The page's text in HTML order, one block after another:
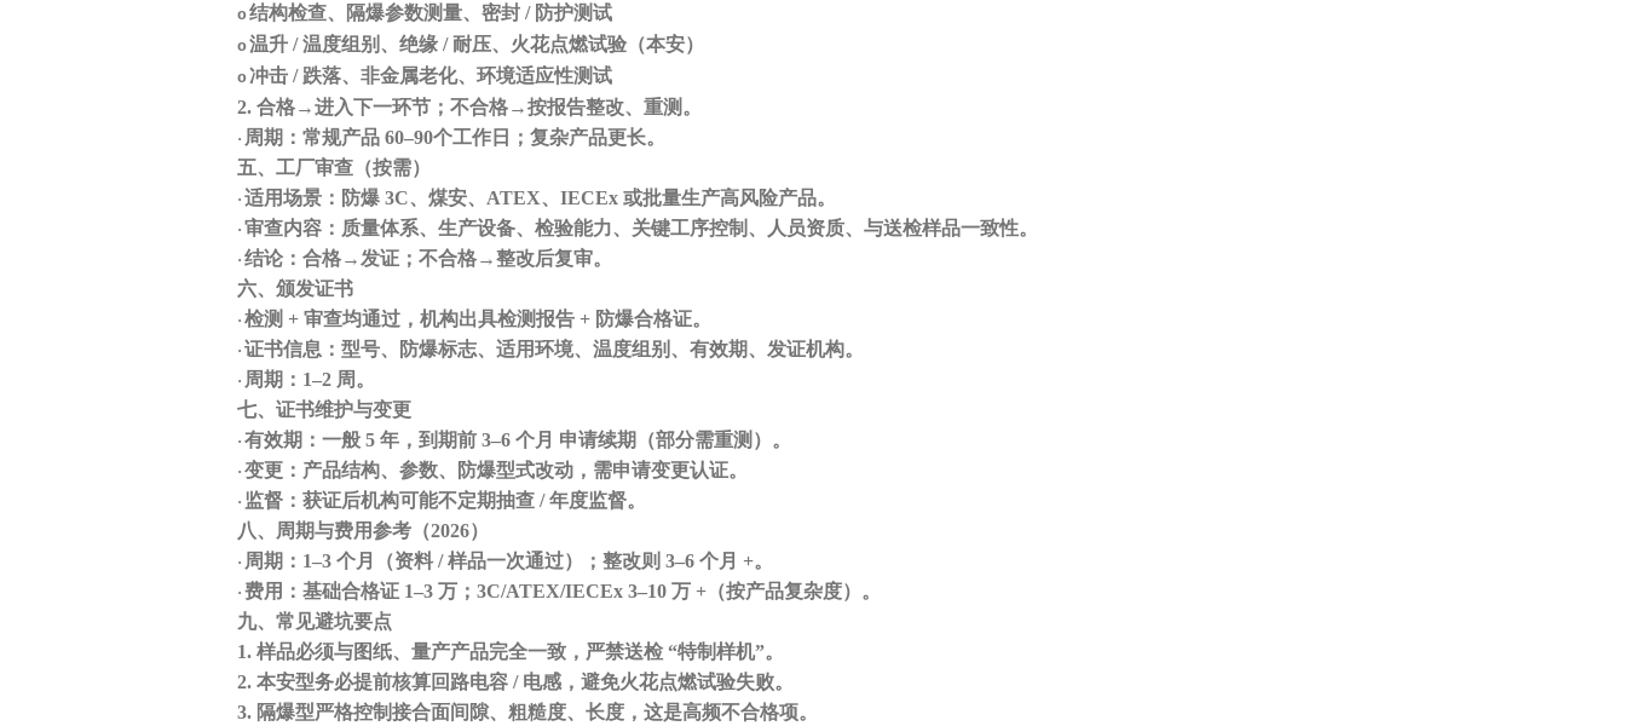
o结构检查、隔爆参数测量、密封 / 防护测试
o温升 / 温度组别、绝缘 / 耐压、火花点燃试验（本安）
o冲击 / 跌落、非金属老化、环境适应性测试
2. 合格→进入下一环节；不合格→按报告整改、重测。
· 周期：常规产品 60–90个工作日
；复杂产品更长。
五、工厂审查（按需）
· 适用场景：防爆 3C、煤安、ATEX、IECEx 或批量生产高风险产品。
· 审查内容：质量体系、生产设备、检验能力、关键工序控制、人员资质、与送检样品一致性。
· 结论：合格→发证；不合格→整改后复审。
六、颁发证书
· 检测 + 审查均通过，机构出具检测报告 + 防爆合格证。
· 证书信息：型号、防爆标志、适用环境、温度组别、有效期、发证机构。
· 周期： 1–2 周 。
七、证书维护与变更
· 有效期 ：一般 5 年 ，到期前 3–6 个月 申请续期（部分需重测）。
· 变更 ：产品结构、参数、防爆型式改动，需申请变更认证。
· 监督 ：获证后机构可能不定期抽查 / 年度监督。
八、周期与费用参考（2026）
· 周期： 1–3 个月 （资料 / 样品一次通过）；整改则 3–6 个月 +。
· 费用：基础合格证 1–3 万 ； 3C/ATEX/IECEx 3–10 万 + （按产品复杂度）。
九、常见避坑要点
1. 样品必须与图纸、量产产品完全一致 ，严禁送检 “特制样机”。
2. 本安型务必提前核算回路电容 / 电感 ，避免火花点燃试验失败。
3. 隔爆型严格控制接合面间隙、粗糙度、长度 ，这是高频不合格项。